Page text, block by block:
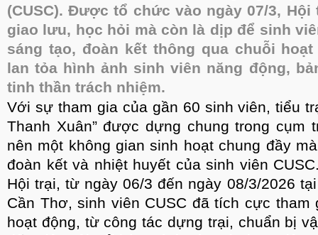
(CUSC). Được tổ chức vào ngày 07/3,
giao lưu, học hỏi mà còn là dịp để sinh
sáng tạo, đoàn kết thông qua chuỗi
lan tỏa hình ảnh sinh viên năng động,
tinh thần trách nhiệm.
Với sự tham gia của gần 60 sinh viên, tiểu
Thanh Xuân” được dựng chung trong cụm
nên một không gian sinh hoạt chung đầy
đoàn kết và nhiệt huyết của sinh viên
Hội trại, từ ngày 06/3 đến ngày 08/3/2026
Cần Thơ, sinh viên CUSC đã tích cực
hoạt động, từ công tác dựng trại, chuẩn bị